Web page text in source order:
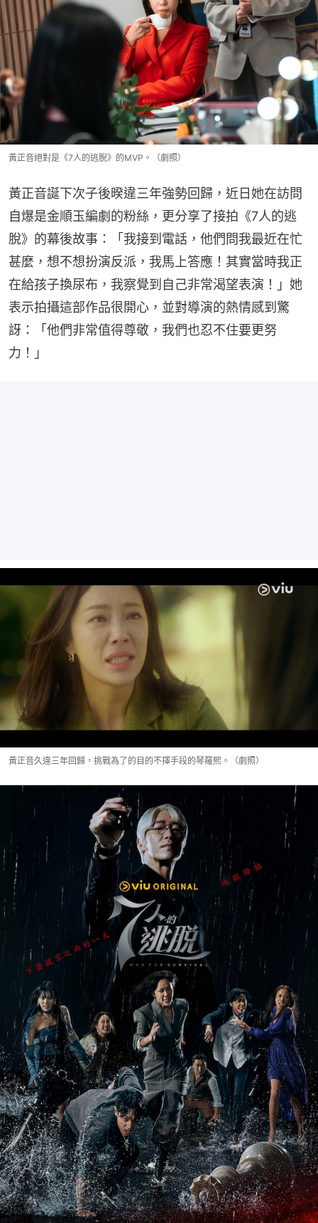
黃正音絕對是《7人的逃脫》的MVP。（劇照）
黃正音誕下次子後暌違三年強勢回歸，近日她在訪問
自爆是金順玉編劇的粉絲，更分享了接拍《7人的逃
脫》的幕後故事：「我接到電話，他們問我最近在忙
甚麼，想不想扮演反派，我馬上答應！其實當時我正
在給孩子換尿布，我察覺到自己非常渴望表演！」她
表示拍攝這部作品很開心，並對導演的熱情感到驚
訝：「他們非常值得尊敬，我們也忍不住要更努
力！」
黃正音久違三年回歸，挑戰為了的目的不擇手段的琴羅熙。（劇照）